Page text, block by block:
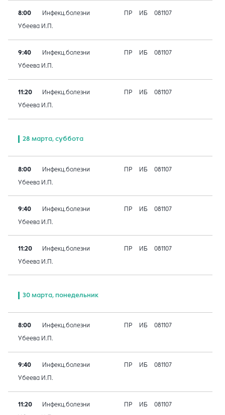
8:00 Инфекц.болезни ПР ИБ 081107
Убеева И.П.
9:40 Инфекц.болезни ПР ИБ 081107
Убеева И.П.
11:20 Инфекц.болезни ПР ИБ 081107
Убеева И.П.
28 марта, суббота
8:00 Инфекц.болезни ПР ИБ 081107
Убеева И.П.
9:40 Инфекц.болезни ПР ИБ 081107
Убеева И.П.
11:20 Инфекц.болезни ПР ИБ 081107
Убеева И.П.
30 марта, понедельник
8:00 Инфекц.болезни ПР ИБ 081107
Убеева И.П.
9:40 Инфекц.болезни ПР ИБ 081107
Убеева И.П.
11:20 Инфекц.болезни ПР ИБ 081107